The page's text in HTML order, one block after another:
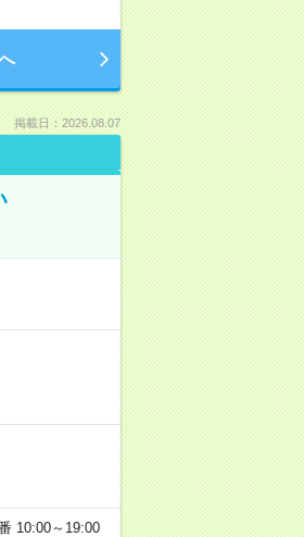
掲載日：2026.08.07
10:00～19:00